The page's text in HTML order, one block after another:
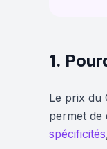
1.
Le prix du
permet de
spécificités